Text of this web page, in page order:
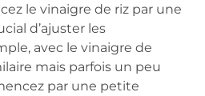
le vinaigre de riz par une
d’ajuster les
avec le vinaigre de
mais parfois un peu
par une petite